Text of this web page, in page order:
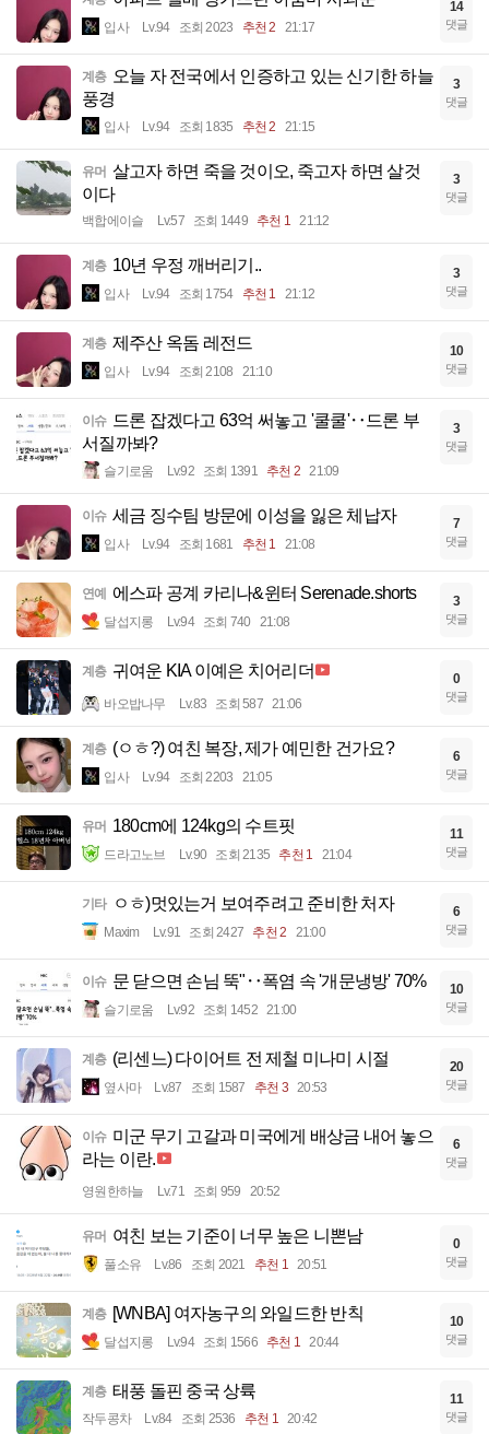
입사 Lv.94 조회 2023 추천 2 21:17
14
댓글
계층 오늘 자 전국에서 인증하고 있는 신기한 하늘
풍경
입사 Lv.94 조회 1835 추천 2 21:15
3
댓글
유머 살고자 하면 죽을 것이오, 죽고자 하면 살것
이다
백합에이슬 Lv.57 조회 1449 추천 1 21:12
3
댓글
계층 10년 우정 깨버리기..
입사 Lv.94 조회 1754 추천 1 21:12
3
댓글
계층 제주산 옥돔 레전드
입사 Lv.94 조회 2108 21:10
10
댓글
이슈 드론 잡겠다고 63억 써놓고 '쿨쿨'‥드론 부
서질까봐?
슬기로움 Lv.92 조회 1391 추천 2 21:09
3
댓글
이슈 세금 징수팀 방문에 이성을 잃은 체납자
입사 Lv.94 조회 1681 추천 1 21:08
7
댓글
연예 에스파 공계 카리나&윈터 Serenade.shorts
달섭지롱 Lv.94 조회 740 21:08
3
댓글
계층 귀여운 KIA 이예은 치어리더
바오밥나무 Lv.83 조회 587 21:06
0
댓글
계층 (ㅇㅎ?) 여친 복장, 제가 예민한 건가요?
입사 Lv.94 조회 2203 21:05
6
댓글
유머 180cm에 124kg의 수트핏
드라고노브 Lv.90 조회 2135 추천 1 21:04
11
댓글
기타 ㅇㅎ)멋있는거 보여주려고 준비한 처자
Maxim Lv.91 조회 2427 추천 2 21:00
6
댓글
이슈 문 닫으면 손님 뚝"‥폭염 속 '개문냉방' 70%
슬기로움 Lv.92 조회 1452 21:00
10
댓글
계층 (리센느) 다이어트 전 제철 미나미 시절
옆사마 Lv.87 조회 1587 추천 3 20:53
20
댓글
이슈 미군 무기 고갈과 미국에게 배상금 내어 놓으
라는 이란.
영원한하늘 Lv.71 조회 959 20:52
6
댓글
유머 여친 보는 기준이 너무 높은 니뽄남
풀소유 Lv.86 조회 2021 추천 1 20:51
0
댓글
계층 [WNBA] 여자농구의 와일드한 반칙
달섭지롱 Lv.94 조회 1566 추천 1 20:44
10
댓글
계층 태풍 돌핀 중국 상륙
작두콩차 Lv.84 조회 2536 추천 1 20:42
11
댓글